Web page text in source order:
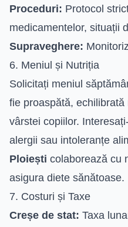
Proceduri: Protocol
medicamentelor, situații
Supraveghere:
6. Meniul și Nutriția
Solicitați meniul
fie proaspătă,
vârstei copiilor.
alergii sau intoleranțe
Ploiești colaborează cu
asigura diete sănătoase.
7. Costuri și Taxe
Creșe de stat: Taxa